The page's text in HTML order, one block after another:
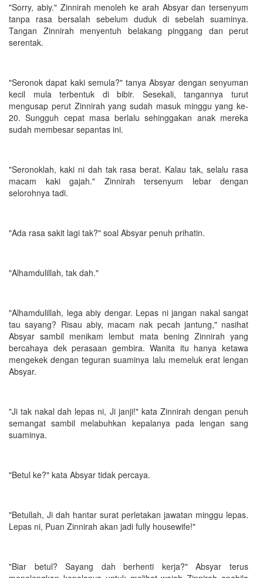
"Sorry, abiy." Zinnirah menoleh ke arah Absyar dan tersenyum
tanpa rasa bersalah sebelum duduk di sebelah suaminya.
Tangan Zinnirah menyentuh belakang pinggang dan perut
serentak.
"Seronok dapat kaki semula?" tanya Absyar dengan senyuman
kecil mula terbentuk di bibir. Sesekali, tangannya turut
mengusap perut Zinnirah yang sudah masuk minggu yang ke-
20. Sungguh cepat masa berlalu sehinggakan anak mereka
sudah membesar sepantas ini.
"Seronoklah, kaki ni dah tak rasa berat. Kalau tak, selalu rasa
macam kaki gajah." Zinnirah tersenyum lebar dengan
selorohnya tadi.
"Ada rasa sakit lagi tak?" soal Absyar penuh prihatin.
"Alhamdulillah, tak dah."
"Alhamdulillah, lega abiy dengar. Lepas ni jangan nakal sangat
tau sayang? Risau abiy, macam nak pecah jantung," nasihat
Absyar sambil menikam lembut mata bening Zinnirah yang
bercahaya dek perasaan gembira. Wanita itu hanya ketawa
mengekek dengan teguran suaminya lalu memeluk erat lengan
Absyar.
"Ji tak nakal dah lepas ni, Ji janji!" kata Zinnirah dengan penuh
semangat sambil melabuhkan kepalanya pada lengan sang
suaminya.
"Betul ke?" kata Absyar tidak percaya.
"Betullah, Ji dah hantar surat perletakan jawatan minggu lepas.
Lepas ni, Puan Zinnirah akan jadi fully housewife!"
"Biar betul? Sayang dah berhenti kerja?" Absyar terus